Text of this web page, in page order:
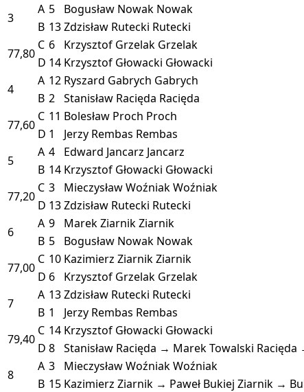
3
A 5 Bogusław Nowak Nowak
B 13Zdzisław Rutecki Rutecki
77,80
C 6 Krzysztof Grzelak Grzelak
D 14 Krzysztof Głowacki Głowacki
4
A 12 Ryszard Gabrych Gabrych
B 2 Stanisław Racięda Racięda
77,60
C 11 Bolesław Proch Proch
D 1 Jerzy Rembas Rembas
5
A 4 Edward Jancarz Jancarz
B 14 Krzysztof Głowacki Głowacki
77,20
C 3 Mieczysław WoźniakWoźniak
D 13Zdzisław Rutecki Rutecki
6
A 9 Marek ZiarnikZiarnik
B 5 Bogusław Nowak Nowak
77,00
C 10 Kazimierz ZiarnikZiarnik
D 6 Krzysztof Grzelak Grzelak
7
A 13Zdzisław Rutecki Rutecki
B 1 Jerzy Rembas Rembas
79,40
C 14 Krzysztof Głowacki Głowacki
D 8 Stanisław Racięda → Marek Towalski Racięda
8
A 3 Mieczysław WoźniakWoźniak
B 15 Kazimierz Ziarnik → Paweł Bukiej Ziarnik →